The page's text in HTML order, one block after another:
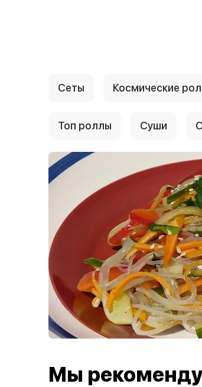
Сеты Космические
Топ роллы Суши
Мы